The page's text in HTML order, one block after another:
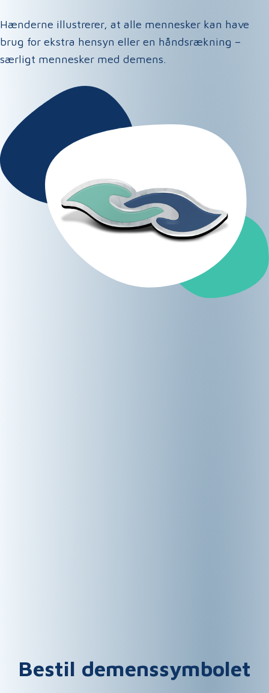
Hænderne illustrerer, at alle mennesker kan have
brug for ekstra hensyn eller en håndsrækning –
særligt mennesker med demens.
Bestil demenssymbolet